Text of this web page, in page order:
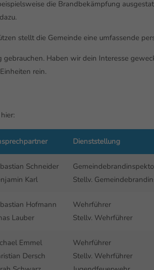
die Brandbekämpfung
stellt die Gemeinde eine umfassende
Haben wir dein Interesse
rein.
Dienststellung
Schneider
Karl
Stellv.
Hofmann
Lauber
Wehrführer
Stellv. Wehrführer
Emmel
Dersch
Wehrführer
Stellv. Wehrführer